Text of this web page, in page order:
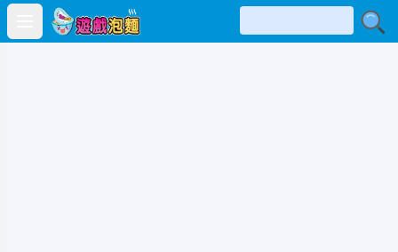
Open main menu